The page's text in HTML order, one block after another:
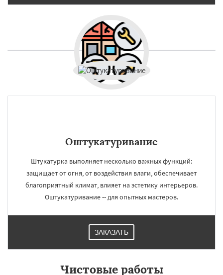
Оштукатуривание
Штукатурка выполняет несколько важных функций:
защищает от огня, от воздействия влаги, обеспечивает
благоприятный климат, влияет на эстетику интерьеров.
Оштукатуривание -- для опытных мастеров.
ЗАКАЗАТЬ
Чистовые работы